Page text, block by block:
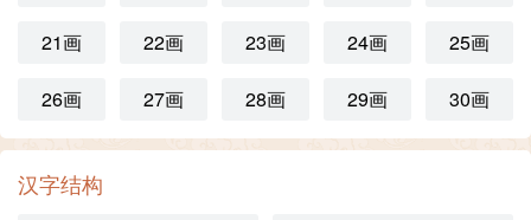
21画 22画 23画 24画 25画
26画 27画 28画 29画 30画
汉字结构